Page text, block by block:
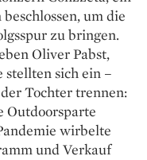
um die
zu bringen.
Oliver Pabst,
stellten sich ein –
Tochter trennen:
Outdoorsparte
wirbelte
und Verkauf